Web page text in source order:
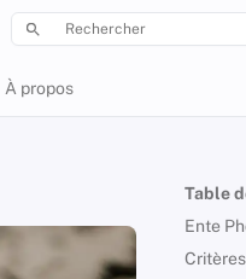
À propos
Table
Ente
Critères